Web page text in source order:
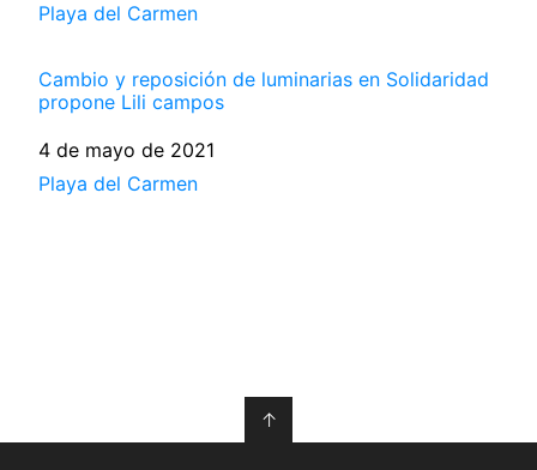
Respecto a
Playa del Carmen
Cambio y reposición de luminarias en Solidaridad
propone Lili campos
Fecha
4 de mayo de 2021
Respecto a
Playa del Carmen
↑